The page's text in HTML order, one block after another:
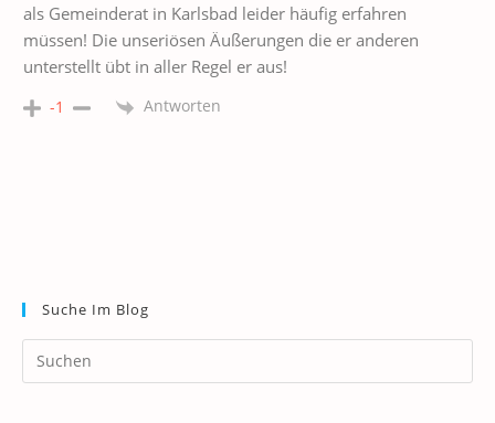
als Gemeinderat in Karlsbad leider häufig erfahren
müssen! Die unseriösen Äußerungen die er anderen
unterstellt übt in aller Regel er aus!
-1 Antworten
Suche Im Blog